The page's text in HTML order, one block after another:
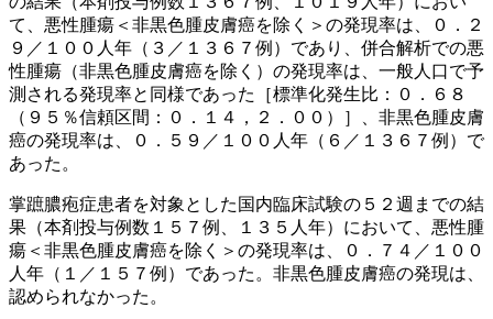
て、悪性腫瘍＜非黒色腫皮膚癌を除く＞の発現率は、０．２
９／１００人年（３／１３６７例）であり、併合解析での悪
性腫瘍（非黒色腫皮膚癌を除く）の発現率は、一般人口で予
測される発現率と同様であった［標準化発生比：０．６８
（９５％信頼区間：０．１４，２．００）］、非黒色腫皮膚
癌の発現率は、０．５９／１００人年（６／１３６７例）で
あった。
掌蹠膿疱症患者を対象とした国内臨床試験の５２週までの結
果（本剤投与例数１５７例、１３５人年）において、悪性腫
瘍＜非黒色腫皮膚癌を除く＞の発現率は、０．７４／１００
人年（１／１５７例）であった。非黒色腫皮膚癌の発現は、
認められなかった。